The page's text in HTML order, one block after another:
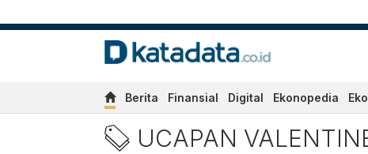
Berita Finansial Digital Ekonopedia
Berita Ucapan Valentine
UCAPAN